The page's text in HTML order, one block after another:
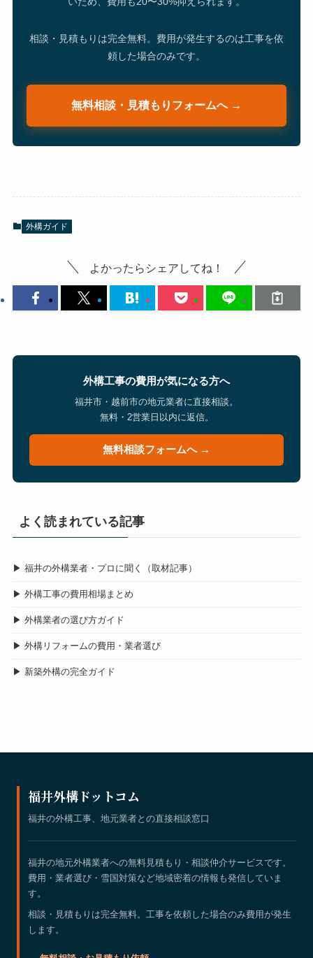
相談・見積もりは完全無料。費用が発生するのは工事を依
頼した場合のみです。
無料相談・見積もりフォームへ →
外構ガイド
よかったらシェアしてね！
外構工事の費用が気になる方へ
福井市・越前市の地元業者に直接相談。
無料・2営業日以内に返信。
無料相談フォームへ →
よく読まれている記事
▶ 福井の外構業者・プロに聞く（取材記事）
▶ 外構工事の費用相場まとめ
▶ 外構業者の選び方ガイド
▶ 外構リフォームの費用・業者選び
▶ 新築外構の完全ガイド
福井外構ドットコム
福井の外構工事、地元業者との直接相談窓口
福井の地元外構業者への無料見積もり・相談仲介サービスです。
費用・業者選び・雪国対策など地域密着の情報も発信していま
す。
相談・見積もりは完全無料。工事を依頼した場合のみ費用が発生
します。